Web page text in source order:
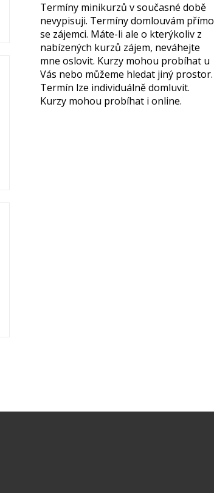
Termíny minikurzů v současné době
nevypisuji. Termíny domlouvám přímo
se zájemci. Máte-li ale o kterýkoliv z
nabízených kurzů zájem, neváhejte
mne oslovit. Kurzy mohou probíhat u
Vás nebo můžeme hledat jiný prostor.
Termín lze individuálně domluvit.
Kurzy mohou probíhat i online.